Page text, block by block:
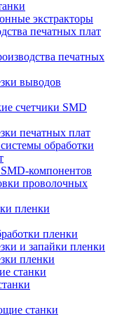
экстракторы
печатных плат
печатных
выводов
счетчики SMD
печатных плат
обработки
компонентов
проволочных
пленки
пленки
и запайки пленки
пленки
станки
станки